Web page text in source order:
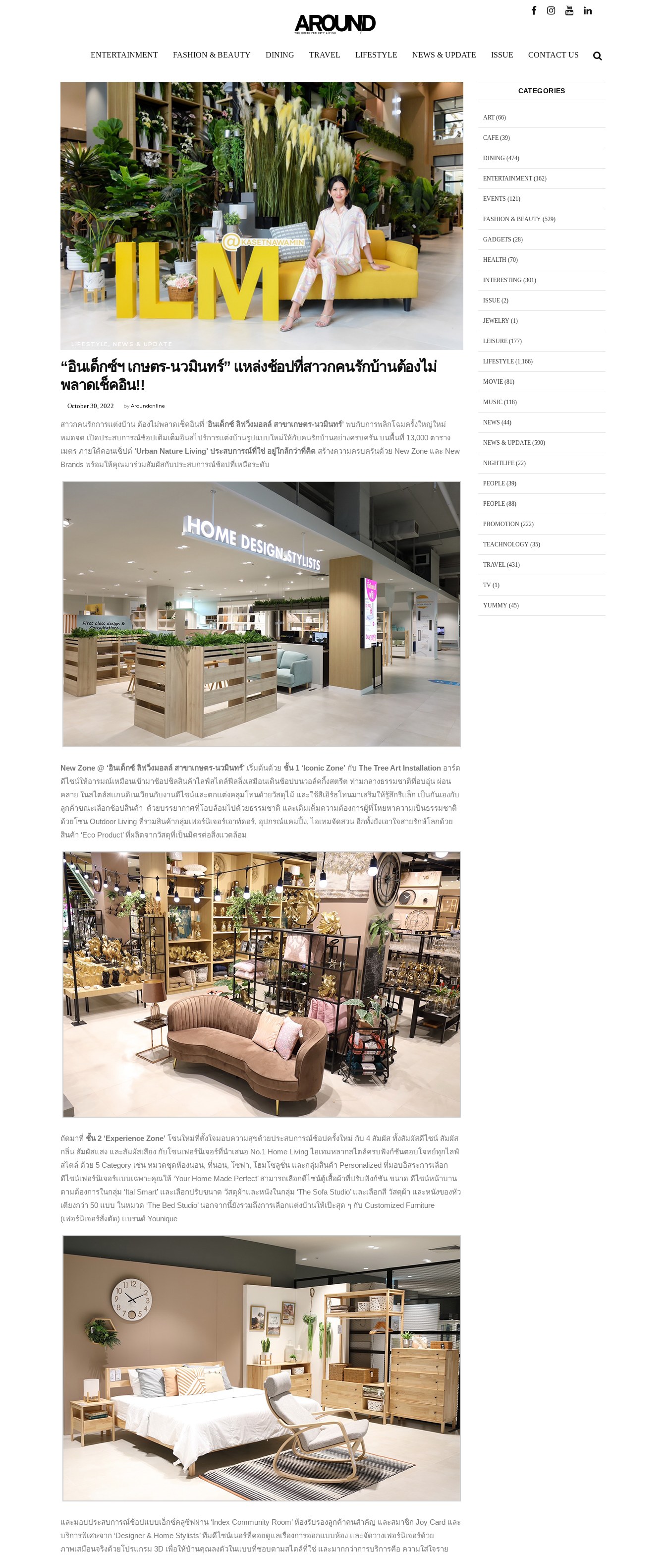
ENTERTAINMENT FASHION & BEAUTY DINING TRAVEL LIFESTYLE NEWS & UPDATE ISSUE CONTACT US
LIFESTYLE , NEWS & UPDATE
“อินเด็กซ์ฯ เกษตร-นวมินทร์” แหล่งช้อปที่สาวกคนรักบ้านต้องไม่
พลาดเช็คอิน!!
byAroundonline
October 30, 2022
สาวกคนรักการแต่งบ้าน ต้องไม่พลาดเช็คอินที่ ‘อินเด็กซ์ ลิฟวิ่งมอลล์ สาขาเกษตร-นวมินทร์’ พบกับการพลิกโฉมครั้งใหญ่ใหม่
หมดจด เปิดประสบการณ์ช้อปเติมเต็มอินสไปร์การแต่งบ้านรูปแบบใหม่ให้กับคนรักบ้านอย่างครบครัน บนพื้นที่ 13,000 ตาราง
เมตร ภายใต้คอนเซ็ปต์ ‘Urban Nature Living’ ประสบการณ์ที่ใช่ อยู่ใกล้กว่าที่คิด สร้างความครบครันด้วย New Zone และ New
Brands พร้อมให้คุณมาร่วมสัมผัสกับประสบการณ์ช้อปที่เหนือระดับ
New Zone @ ‘อินเด็กซ์ ลิฟวิ่งมอลล์ สาขาเกษตร-นวมินทร์’ เริ่มต้นด้วย ชั้น 1 ‘Iconic Zone’ กับ The Tree Art Installation อาร์ต
ดีไซน์ให้อารมณ์เหมือนเข้ามาช้อปชิลสินค้าไลฟ์สไตล์ฟีลลิ่งเสมือนเดินช้อปบนวอล์คกิ้งสตรีต ท่ามกลางธรรมชาติที่อบอุ่น ผ่อน
คลาย ในสไตล์สแกนดิเนเวียนกับงานดีไซน์และตกแต่งคลุมโทนด้วยวัสดุไม้ และใช้สีเอิร์ธโทนมาเสริมให้รู้สึกรีแล็ก เป็นกันเองกับ
ลูกค้าขณะเลือกช้อปสินค้า ด้วยบรรยากาศที่โอบล้อมไปด้วยธรรมชาติ และเติมเต็มความต้องการผู้ที่โหยหาความเป็นธรรมชาติ
ด้วยโซน Outdoor Living ที่รวมสินค้ากลุ่มเฟอร์นิเจอร์เอาท์ดอร์, อุปกรณ์แคมปิ้ง, ไอเทมจัดสวน อีกทั้งยังเอาใจสายรักษ์โลกด้วย
สินค้า ‘Eco Product’ ที่ผลิตจากวัสดุที่เป็นมิตรต่อสิ่งแวดล้อม
ถัดมาที่ ชั้น 2 ‘Experience Zone’ โซนใหม่ที่ตั้งใจมอบความสุขด้วยประสบการณ์ช้อปครั้งใหม่ กับ 4 สัมผัส ทั้งสัมผัสดีไซน์ สัมผัส
กลิ่น สัมผัสแสง และสัมผัสเสียง กับโซนเฟอร์นิเจอร์ที่นำเสนอ No.1 Home Living ไอเทมหลากสไตล์ครบฟังก์ชันตอบโจทย์ทุกไลฟ์
สไตล์ ด้วย 5 Category เช่น หมวดชุดห้องนอน, ที่นอน, โซฟา, โฮมโซลูชั่น และกลุ่มสินค้า Personalized ที่มอบอิสระการเลือก
ดีไซน์เฟอร์นิเจอร์แบบเฉพาะคุณให้ ‘Your Home Made Perfect’ สามารถเลือกดีไซน์ตู้เสื้อผ้าที่ปรับฟังก์ชัน ขนาด ดีไซน์หน้าบาน
ตามต้องการในกลุ่ม ‘Ital Smart’ และเลือกปรับขนาด วัสดุผ้าและหนังในกลุ่ม ‘The Sofa Studio’ และเลือกสี วัสดุผ้า และหนังของหัว
เตียงกว่า 50 แบบ ในหมวด ‘The Bed Studio’ นอกจากนี้ยังรวมถึงการเลือกแต่งบ้านให้เป๊ะสุด ๆ กับ Customized Furniture
(เฟอร์นิเจอร์สั่งตัด) แบรนด์ Younique
และมอบประสบการณ์ช้อปแบบเอ็กซ์คลูซีฟผ่าน ‘Index Community Room’ ห้องรับรองลูกค้าคนสำคัญ และสมาชิก Joy Card และ
บริการพิเศษจาก ‘Designer & Home Stylists’ ทีมดีไซน์เนอร์ที่คอยดูแลเรื่องการออกแบบห้อง และจัดวางเฟอร์นิเจอร์ด้วย
ภาพเสมือนจริงด้วยโปรแกรม 3D เพื่อให้บ้านคุณลงตัวในแบบที่ชอบตามสไตล์ที่ใช่ และมากกว่าการบริการคือ ความใส่ใจราย
CATEGORIES
ART(66)
CAFE(39)
DINING (474)
ENTERTAINMENT(162)
EVENTS (121)
FASHION & BEAUTY(529)
GADGETS (28)
HEALTH (70)
INTERESTING (301)
ISSUE(2)
JEWELRY(1)
LEISURE(177)
LIFESTYLE(1,166)
MOVIE(81)
MUSIC(118)
NEWS (44)
NEWS & UPDATE(590)
NIGHTLIFE(22)
PEOPLE(39)
PEOPLE(88)
PROMOTION(222)
TEACHNOLOGY(35)
TRAVEL(431)
TV(1)
YUMMY(45)